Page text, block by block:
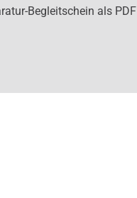
Begleitschein als PDF